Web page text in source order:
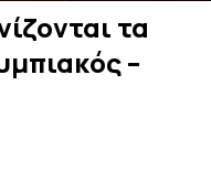
τα
–